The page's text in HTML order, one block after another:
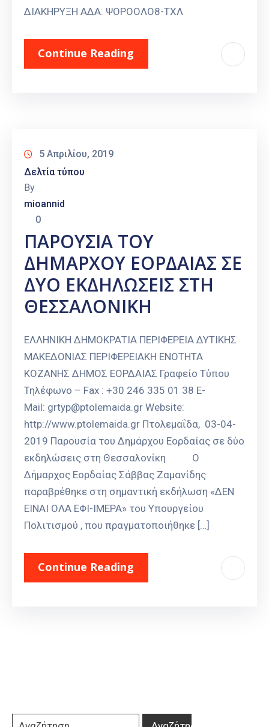
ΔΙΑΚΗΡΥΞΗ ΑΔΑ: ΨΟΡΟΟΛΟ8-ΤΧΛ
Continue Reading
5 Απριλίου, 2019
Δελτία τύπου
By
mioannid
0
ΠΑΡΟΥΣΙΑ ΤΟΥ
ΔΗΜΑΡΧΟΥ ΕΟΡΔΑΙΑΣ ΣΕ
ΔΥΟ ΕΚΔΗΛΩΣΕΙΣ ΣΤΗ
ΘΕΣΣΑΛΟΝΙΚΗ
ΕΛΛΗΝΙΚΗ ΔΗΜΟΚΡΑΤΙΑ ΠΕΡΙΦΕΡΕΙΑ ΔΥΤΙΚΗΣ
ΜΑΚΕΔΟΝΙΑΣ ΠΕΡΙΦΕΡΕΙΑΚΗ ΕΝΟΤΗΤΑ
ΚΟΖΑΝΗΣ ΔΗΜΟΣ ΕΟΡΔΑΙΑΣ Γραφείο Τύπου
Τηλέφωνο – Fax : +30 246 335 01 38 E-
Mail: grtyp@ptolemaida.gr Website:
http://www.ptolemaida.gr Πτολεμαΐδα, 03-04-
2019 Παρουσία του Δημάρχου Εορδαίας σε δύο
εκδηλώσεις στη Θεσσαλονίκη Ο
Δήμαρχος Εορδαίας Σάββας Ζαμανίδης
παραβρέθηκε στη σημαντική εκδήλωση «ΔΕΝ
ΕΙΝΑΙ ΟΛΑ ΕΦΙ-ΙΜΕΡΑ» του Υπουργείου
Πολιτισμού , που πραγματοποιήθηκε […]
Continue Reading